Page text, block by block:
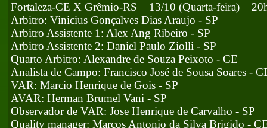
Fortaleza-CE X Grêmio-RS – 13/10 (Quarta-feira) –
Arbitro: Vinicius Gonçalves Dias Araujo - SP
Arbitro Assistente 1: Alex Ang Ribeiro - SP
Arbitro Assistente 2: Daniel Paulo Ziolli - SP
Quarto Arbitro: Alexandre de Souza Peixoto - CE
Analista de Campo: Francisco José de Sousa Soares -
VAR: Marcio Henrique de Gois - SP
AVAR: Herman Brumel Vani - SP
Observador de VAR: Jose Henrique de Carvalho - SP
Quality manager: Marcos Antonio da Silva Brigido -